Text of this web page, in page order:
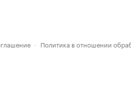
· Политика в отношении